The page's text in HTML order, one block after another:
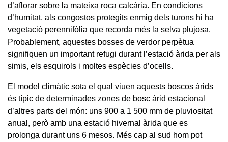
d’aflorar sobre la mateixa roca calcària. En condicions
d’humitat, als congostos protegits enmig dels turons hi ha
vegetació perennifòlia que recorda més la selva plujosa.
Probablement, aquestes bosses de verdor perpètua
signifiquen un important refugi durant l’estació àrida per als
simis, els esquirols i moltes espècies d’ocells.
El model climàtic sota el qual viuen aquests boscos àrids
és típic de determinades zones de bosc àrid estacional
d’altres parts del món: uns 900 a 1 500 mm de pluviositat
anual, però amb una estació hivernal àrida que es
prolonga durant uns 6 mesos. Més cap al sud hom pot